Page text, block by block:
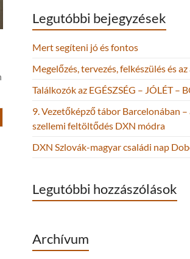
Legutóbbi bejegyzések
Mert segíteni jó és fontos
Megelőzés, tervezés, felkészülés és
Találkozók az EGÉSZSÉG – JÓLÉT –
9. Vezetőképző tábor Barcelonában
szellemi feltöltődés DXN módra
DXN Szlovák-magyar családi nap
Legutóbbi hozzászólások
Archívum